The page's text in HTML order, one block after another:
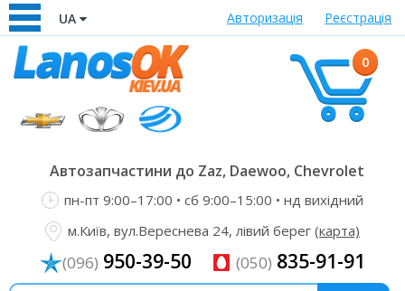
UA Авторизація Реєстрація
0
Автозапчастини до Zaz, Daewoo, Chevrolet
пн-пт 9:00–17:00 • сб 9:00–15:00 • нд вихідний
м.Київ, вул.Вереснева 24, лівий берег (карта)
(096) 950-39-50 (050) 835-91-91